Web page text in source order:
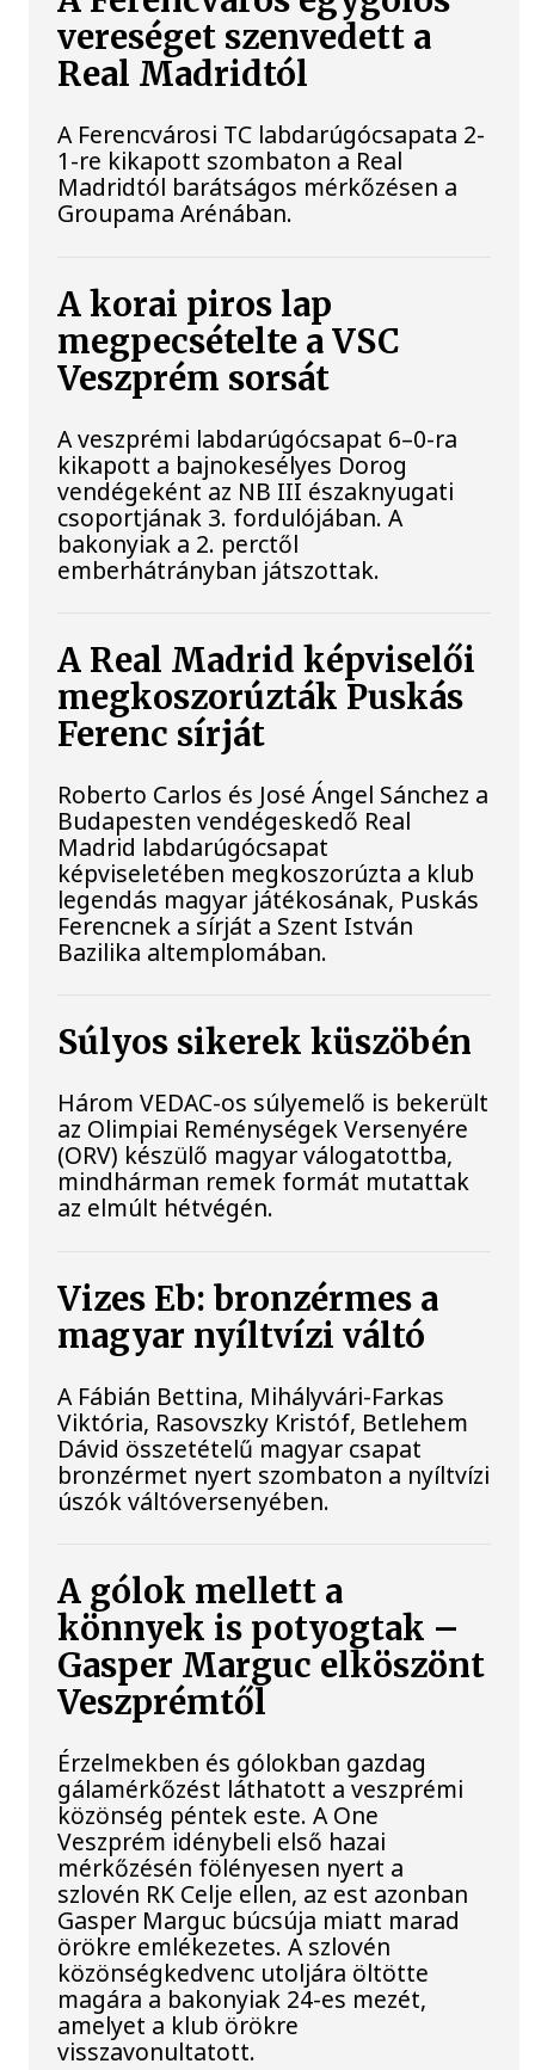
vereséget szenvedett a
Real Madridtól
A Ferencvárosi TC labdarúgócsapata 2-
1-re kikapott szombaton a Real
Madridtól barátságos mérkőzésen a
Groupama Arénában.
A korai piros lap
megpecsételte a VSC
Veszprém sorsát
A veszprémi labdarúgócsapat 6–0-ra
kikapott a bajnokesélyes Dorog
vendégeként az NB III északnyugati
csoportjának 3. fordulójában. A
bakonyiak a 2. perctől
emberhátrányban játszottak.
A Real Madrid képviselői
megkoszorúzták Puskás
Ferenc sírját
Roberto Carlos és José Ángel Sánchez a
Budapesten vendégeskedő Real
Madrid labdarúgócsapat
képviseletében megkoszorúzta a klub
legendás magyar játékosának, Puskás
Ferencnek a sírját a Szent István
Bazilika altemplomában.
Súlyos sikerek küszöbén
Három VEDAC-os súlyemelő is bekerült
az Olimpiai Reménységek Versenyére
(ORV) készülő magyar válogatottba,
mindhárman remek formát mutattak
az elmúlt hétvégén.
Vizes Eb: bronzérmes a
magyar nyíltvízi váltó
A Fábián Bettina, Mihályvári-Farkas
Viktória, Rasovszky Kristóf, Betlehem
Dávid összetételű magyar csapat
bronzérmet nyert szombaton a nyíltvízi
úszók váltóversenyében.
A gólok mellett a
könnyek is potyogtak –
Gasper Marguc elköszönt
Veszprémtől
Érzelmekben és gólokban gazdag
gálamérkőzést láthatott a veszprémi
közönség péntek este. A One
Veszprém idénybeli első hazai
mérkőzésén fölényesen nyert a
szlovén RK Celje ellen, az est azonban
Gasper Marguc búcsúja miatt marad
örökre emlékezetes. A szlovén
közönségkedvenc utoljára öltötte
magára a bakonyiak 24-es mezét,
amelyet a klub örökre
visszavonultatott.